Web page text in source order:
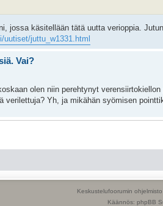
jossa käsitellään tätä uutta verioppia.
uutiset/juttu_w1331.html
Vai?
olen niin perehtynyt
Yh, ja mikähän syömisen
ole ketään, vaan kontakti on ollut
täällä palstalla olleet merkittävimpien
Vai?
sen käyttäminen. Verensiirto
Keskustelufoorumin ohjelmisto
Käännös: phpBB